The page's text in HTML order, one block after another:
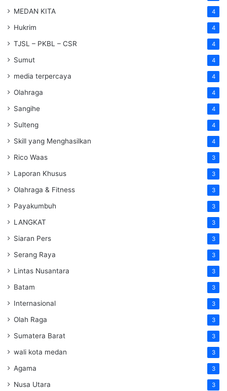
MEDAN KITA 4
Hukrim 4
TJSL – PKBL – CSR 4
Sumut 4
media terpercaya 4
Olahraga 4
Sangihe 4
Sulteng 4
Skill yang Menghasilkan 4
Rico Waas 3
Laporan Khusus 3
Olahraga & Fitness 3
Payakumbuh 3
LANGKAT 3
Siaran Pers 3
Serang Raya 3
Lintas Nusantara 3
Batam 3
Internasional 3
Olah Raga 3
Sumatera Barat 3
wali kota medan 3
Agama 3
Nusa Utara 3